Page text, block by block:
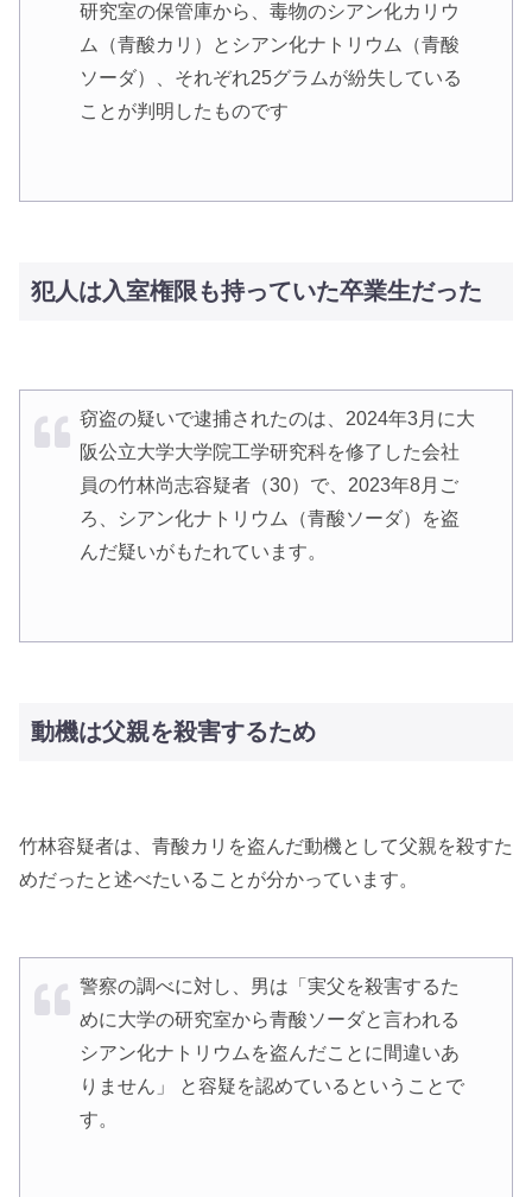
研究室の保管庫から、毒物のシアン化カリウ
ム（青酸カリ）とシアン化ナトリウム（青酸
ソーダ）、それぞれ25グラムが紛失している
ことが判明したものです
犯人は入室権限も持っていた卒業生だった
窃盗の疑いで逮捕されたのは、2024年3月に大
阪公立大学大学院工学研究科を修了した会社
員の竹林尚志容疑者（30）で、2023年8月ご
ろ、シアン化ナトリウム（青酸ソーダ）を盗
んだ疑いがもたれています。
動機は父親を殺害するため
竹林容疑者は、青酸カリを盗んだ動機として父親を殺すた
めだったと述べたいることが分かっています。
警察の調べに対し、男は「実父を殺害するた
めに大学の研究室から青酸ソーダと言われる
シアン化ナトリウムを盗んだことに間違いあ
りません」 と容疑を認めているということで
す。